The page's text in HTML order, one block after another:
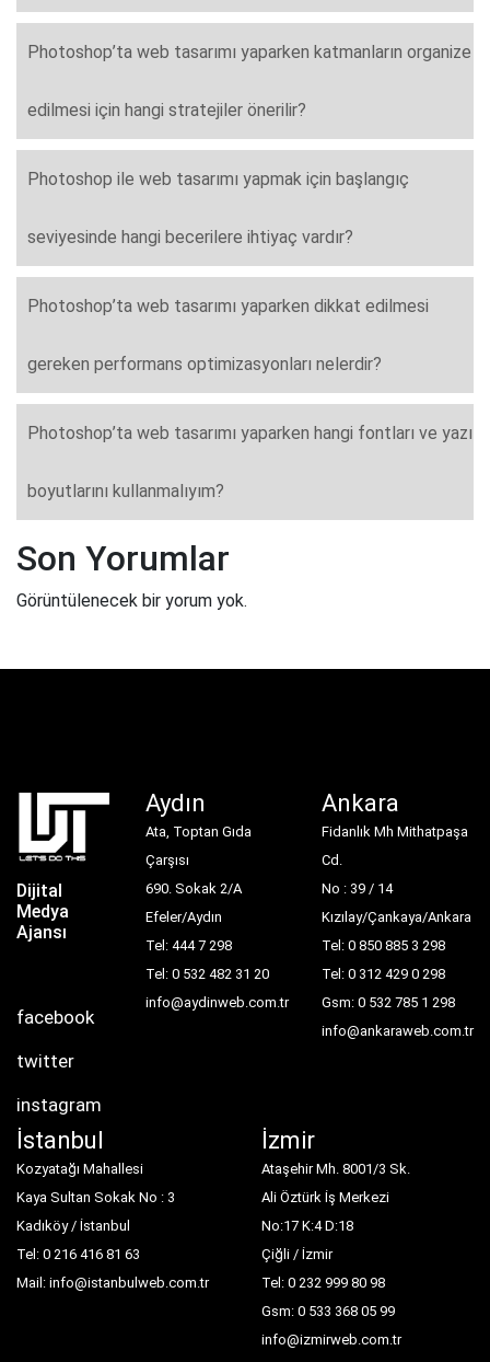
Photoshop’ta web tasarımı yaparken katmanların organize
edilmesi için hangi stratejiler önerilir?
Photoshop ile web tasarımı yapmak için başlangıç
seviyesinde hangi becerilere ihtiyaç vardır?
Photoshop’ta web tasarımı yaparken dikkat edilmesi
gereken performans optimizasyonları nelerdir?
Photoshop’ta web tasarımı yaparken hangi fontları ve yazı
boyutlarını kullanmalıyım?
Son Yorumlar
Görüntülenecek bir yorum yok.
Dijital
Medya
Ajansı
facebook
twitter
instagram
Aydın
Ata, Toptan Gıda
Çarşısı
690. Sokak 2/A
Efeler/Aydın
Tel: 444 7 298
Tel: 0 532 482 31 20
info@aydinweb.com.tr
Ankara
Fidanlık Mh Mithatpaşa
Cd.
No : 39 / 14
Kızılay/Çankaya/Ankara
Tel: 0 850 885 3 298
Tel: 0 312 429 0 298
Gsm: 0 532 785 1 298
info@ankaraweb.com.tr
İstanbul
Kozyatağı Mahallesi
Kaya Sultan Sokak No : 3
Kadıköy / İstanbul
Tel: 0 216 416 81 63
Mail: info@istanbulweb.com.tr
İzmir
Ataşehir Mh. 8001/3 Sk.
Ali Öztürk İş Merkezi
No:17 K:4 D:18
Çiğli / İzmir
Tel: 0 232 999 80 98
Gsm: 0 533 368 05 99
info@izmirweb.com.tr